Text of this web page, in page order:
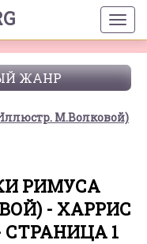
ЖАНР
М.Волковой)
РИМУСА
- ХАРРИС
1